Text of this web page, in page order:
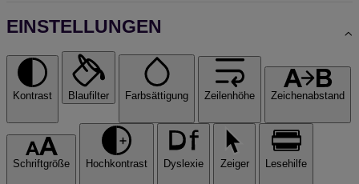
EINSTELLUNGEN
Kontrast Blaufilter Farbsättigung Zeilenhöhe Zeichenabstand
Schriftgröße Hochkontrast Dyslexie Zeiger Lesehilfe